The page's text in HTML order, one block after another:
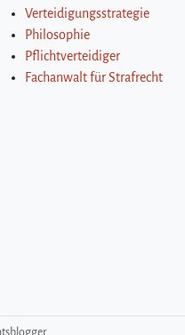
Verteidigungsstrategie
Philosophie
Pflichtverteidiger
Fachanwalt für Strafrecht